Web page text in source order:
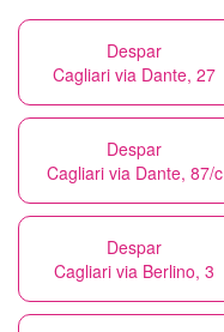
Despar
Cagliari via Dante, 27
Despar
Cagliari via Dante, 87/c
Despar
Cagliari via Berlino, 3